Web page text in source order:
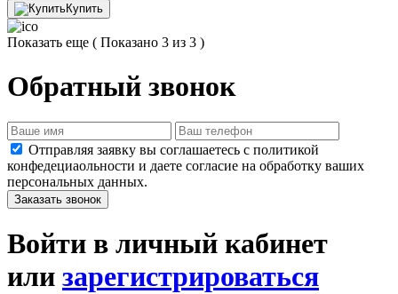
Купить
Показать еще ( Показано 3 из 3 )
Обратный звонок
Отправляя заявку вы соглашаетесь с политикой
конфедециаольности и даете согласие на обработку ваших
персональных данных.
Заказать звонок
Войти в личный кабинет
или зарегистрироваться